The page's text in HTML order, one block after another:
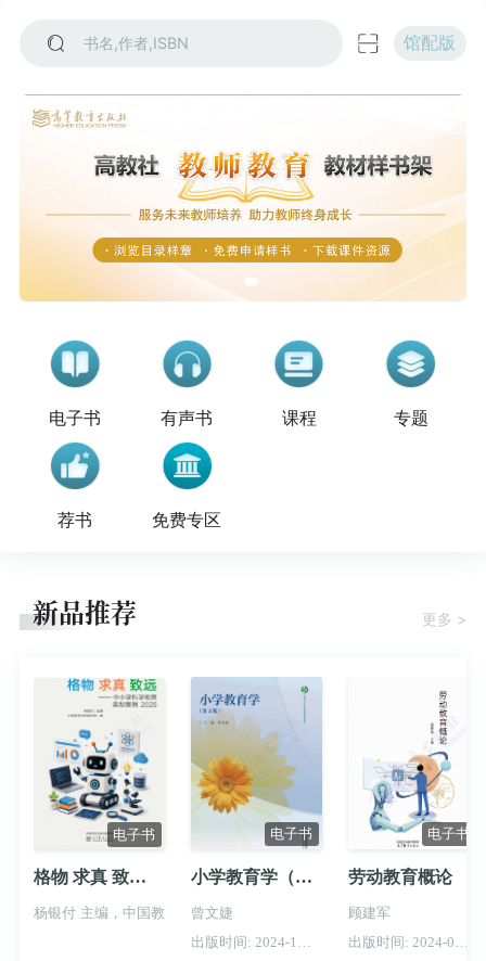
书名,作者,ISBN 馆配版
电子书 有声书 课程 专题
荐书 免费专区
新品推荐 更多 >
电子书
格物 求真 致远——中小学科学教育典型案例2026
杨银付 主编，中国教育学会编写组 编
电子书
小学教育学（第4版）
曾文婕
电子书
劳动教育概论
顾建军